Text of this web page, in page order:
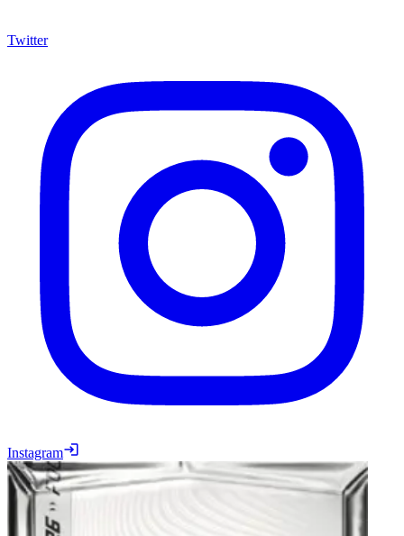
Twitter
Instagram